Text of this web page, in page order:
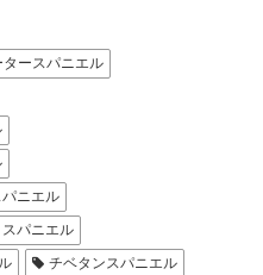
ースパニエル
ニエル
パニエル
チベタンスパニエル